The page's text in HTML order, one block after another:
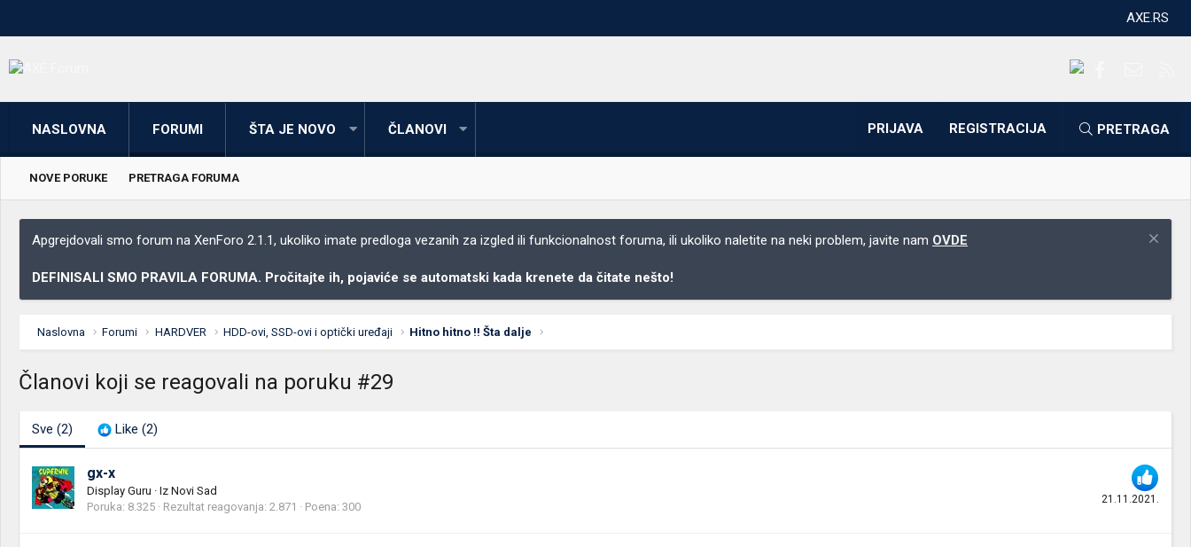
AXE.RS
NASLOVNA FORUMI ŠTA JE NOVO ČLANOVI PRIJAVA REGISTRACIJA PRETRAGA
NOVE PORUKE PRETRAGA FORUMA
Apgrejdovali smo forum na XenForo 2.1.1, ukoliko imate predloga vezanih za izgled ili funkcionalnost foruma, ili ukoliko naletite na neki problem, javite nam OVDE
DEFINISALI SMO PRAVILA FORUMA. Pročitajte ih, pojaviće se automatski kada krenete da čitate nešto!
Naslovna Forumi HARDVER HDD-ovi, SSD-ovi i optički uređaji Hitno hitno !! Šta dalje
Članovi koji se reagovali na poruku #29
Sve (2) Like (2)
21.11.2021.
gx-x
Display Guru · Iz Novi Sad
Poruka 8.325 Rezultat reagovanja 2.871 Poena 300